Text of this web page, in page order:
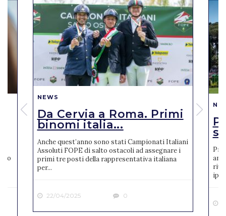
NEWS
Da Cervia a Roma. Primi
binomi italia...
Anche quest’anno sono stati Campionati Italiani
Assoluti FOPE di salto ostacoli ad assegnare i
primi tre posti della rappresentativa italiana
per...
22/04/2025 0